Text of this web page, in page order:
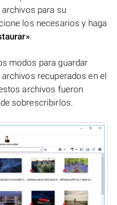
para su
los necesarios y haga
.
modos para guardar
recuperados en el
archivos fueron
sobrescribirlos.